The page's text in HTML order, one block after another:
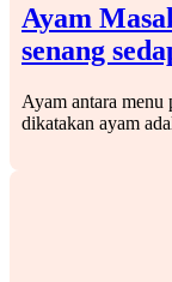
Ayam
senang
Ayam antara menu
dikatakan ayam